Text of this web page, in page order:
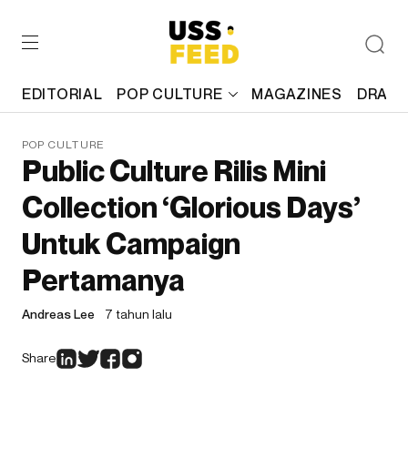
EDITORIAL POP CULTURE MAGAZINES
POP CULTURE
Public Culture Rilis Mini
Collection ‘Glorious Days’
Untuk Campaign
Pertamanya
Andreas Lee 7 tahun lalu
Share